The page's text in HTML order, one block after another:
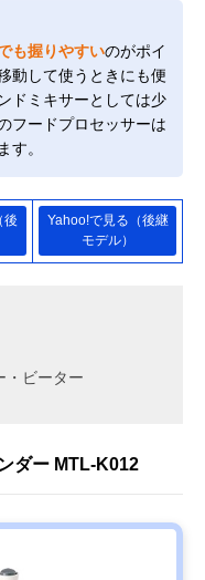
も握りやすいのがポイ
動して使うときにも便
ドミキサーとしては少
フードプロセッサーは
す。
後
Yahoo!で見る（後継
モデル）
・ビーター
ダー MTL-K012